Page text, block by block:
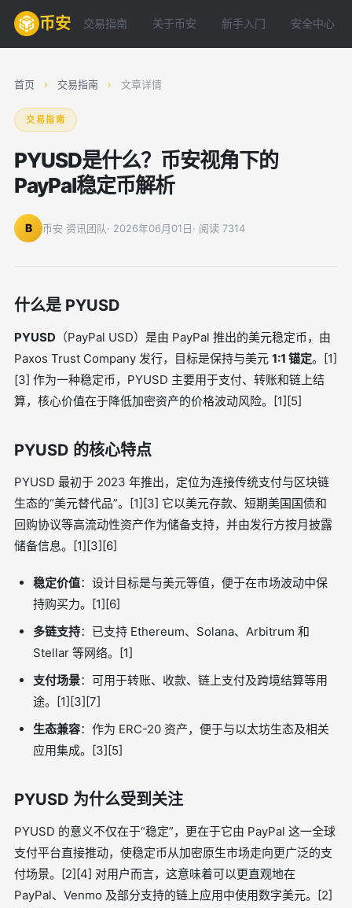
币安 交易指南 关于币安 新手入门 安全中心
首页 › 交易指南 › 文章详情
交易指南
PYUSD是什么？币安视角下的
PayPal稳定币解析
B 币安 资讯团队· 2026年06月01日· 阅读 7314
什么是 PYUSD
PYUSD （PayPal USD）是由 PayPal 推出的美元稳定币，由
Paxos Trust Company 发行，目标是保持与美元 1:1 锚定。[1]
[3] 作为一种稳定币，PYUSD 主要用于支付、转账和链上结
算，核心价值在于降低加密资产的价格波动风险。[1][5]
PYUSD 的核心特点
PYUSD 最初于 2023 年推出，定位为连接传统支付与区块链
生态的“美元替代品”。[1][3] 它以美元存款、短期美国国债和
回购协议等高流动性资产作为储备支持，并由发行方按月披露
储备信息。[1][3][6]
稳定价值：设计目标是与美元等值，便于在市场波动中保
持购买力。[1][6]
多链支持：已支持 Ethereum、Solana、Arbitrum 和
Stellar 等网络。[1]
支付场景：可用于转账、收款、链上支付及跨境结算等用
途。[1][3][7]
生态兼容：作为 ERC-20 资产，便于与以太坊生态及相关
应用集成。[3][5]
PYUSD 为什么受到关注
PYUSD 的意义不仅在于“稳定”，更在于它由 PayPal 这一全球
支付平台直接推动，使稳定币从加密原生市场走向更广泛的支
付场景。[2][4] 对用户而言，这意味着可以更直观地在
PayPal、Venmo 及部分支持的链上应用中使用数字美元。[2]